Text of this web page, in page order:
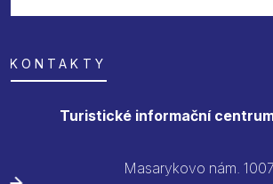
KONTAKTY
Turistické informační
Masarykovo nám. 1007